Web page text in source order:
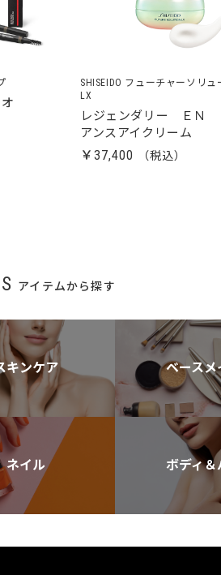
SHISEIDO フューチャーソリュ
LX
レジェンダリー ＥＮ
アンスアイクリーム
￥37,400
アイテムから探す
キンケア ベースメ
ネイル ボディ＆